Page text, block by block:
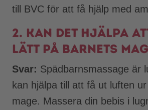
till BVC för att få hjälp med
2. Kan det hjälpa
lätt på barnets
Svar: Spädbarnsmassage är
kan hjälpa till att få ut luften
mage. Massera din bebis i